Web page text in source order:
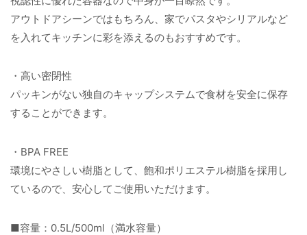
アウトドアシーンではもちろん、家でパスタやシリアルなど
を入れてキッチンに彩を添えるのもおすすめです。
・高い密閉性
パッキンがない独自のキャップシステムで食材を安全に保存
することができます。
・BPA FREE
環境にやさしい樹脂として、飽和ポリエステル樹脂を採用し
ているので、安心してご使用いただけます。
■容量：0.5L/500ml（満水容量）